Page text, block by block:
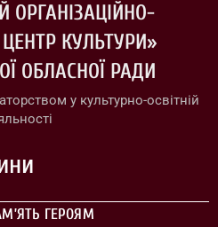
ОРГАНІЗАЦІЙНО-
КУЛЬТУРИ»
ОБЛАСНОЇ РАДИ
у культурно-освітній
ГЕРОЯМ